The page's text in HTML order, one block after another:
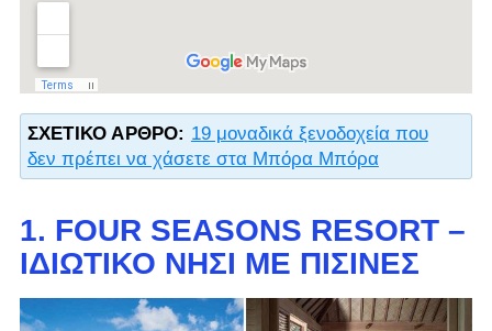
ΣΧΕΤΙΚΌ ΆΡΘΡΟ: 19 μοναδικά ξενοδοχεία που
δεν πρέπει να χάσετε στα Μπόρα Μπόρα
1. FOUR SEASONS RESORT –
ΙΔΙΩΤΙΚΌ ΝΗΣΊ ΜΕ ΠΙΣΊΝΕΣ